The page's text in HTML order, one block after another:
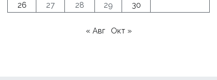
26
27 28 29 30
« Авг Окт »